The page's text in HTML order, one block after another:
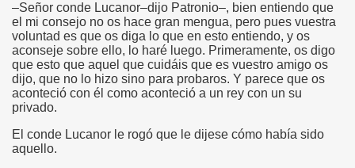
–Señor conde Lucanor–dijo Patronio–, bien entiendo que
el mi consejo no os hace gran mengua, pero pues vuestra
voluntad es que os diga lo que en esto entiendo, y os
aconseje sobre ello, lo haré luego. Primeramente, os digo
que esto que aquel que cuidáis que es vuestro amigo os
dijo, que no lo hizo sino para probaros. Y parece que os
aconteció con él como aconteció a un rey con un su
privado.
El conde Lucanor le rogó que le dijese cómo había sido
aquello.